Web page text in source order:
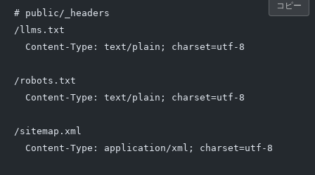
# public/_headers
/llms.txt
  Content-Type: text/plain; charset=utf-8
/robots.txt
  Content-Type: text/plain; charset=utf-8
/sitemap.xml
  Content-Type: application/xml; charset=utf-8
コピー